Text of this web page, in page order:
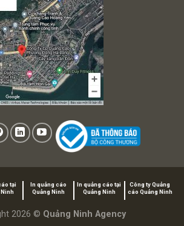
tại
In quảng cáo
Quảng Ninh
In quảng cáo tại
Quảng Ninh
Công ty Quảng
cáo Quảng Ninh
2026 © Quảng Ninh Agency